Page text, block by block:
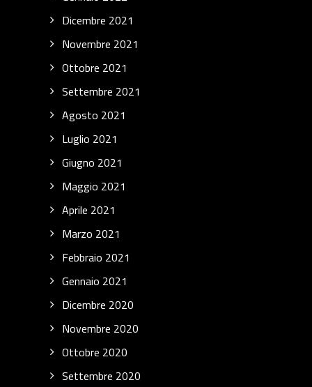
Dicembre 2021
Novembre 2021
Ottobre 2021
Settembre 2021
Agosto 2021
Luglio 2021
Giugno 2021
Maggio 2021
Aprile 2021
Marzo 2021
Febbraio 2021
Gennaio 2021
Dicembre 2020
Novembre 2020
Ottobre 2020
Settembre 2020